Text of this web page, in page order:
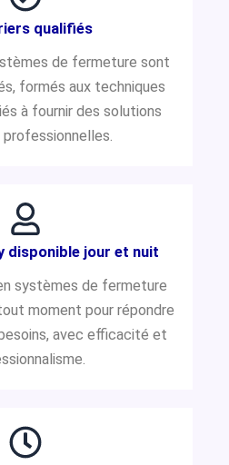
qualifiés
de fermeture sont
formés aux techniques
à fournir des solutions
disponible jour et nuit
systèmes de fermeture
moment pour répondre
avec efficacité et